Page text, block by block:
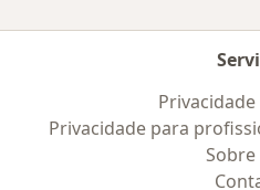
Privacidade para
Sobre